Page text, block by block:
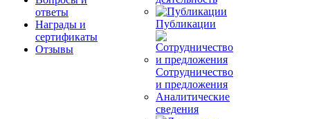
ответы
Награды и
сертификаты
Отзывы
Публикации
Сотрудничество
и предложения
Аналитические
сведения